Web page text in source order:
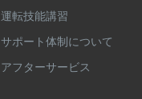
運転技能講習
サポート体制について
アフターサービス